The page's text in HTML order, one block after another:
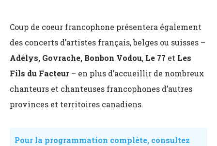
Coup de coeur francophone présentera également
des concerts d’artistes français, belges ou suisses –
Adélys, Govrache, Bonbon Vodou, Le 77 et Les
Fils du Facteur – en plus d’accueillir de nombreux
chanteurs et chanteuses francophones d’autres
provinces et territoires canadiens.
Pour la programmation complète, consultez